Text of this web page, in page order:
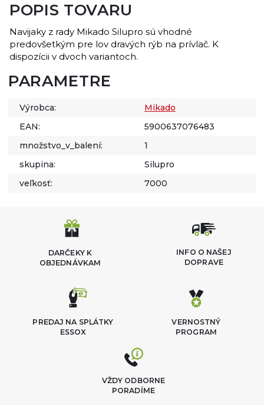
POPIS TOVARU
Navijaky z rady Mikado Silupro sú vhodné
predovšetkým pre lov dravých rýb na prívlač. K
dispozícii v dvoch variantoch.
PARAMETRE
Výrobca:
Mikado
EAN:
5900637076483
množstvo_v_balení:
1
skupina:
Silupro
veľkosť:
7000
DARČEKY K
OBJEDNÁVKAM
INFO O NAŠEJ
DOPRAVE
VERNOSTNÝ
PROGRAM
PREDAJ NA SPLÁTKY
ESSOX
VŽDY ODBORNE
PORADÍME